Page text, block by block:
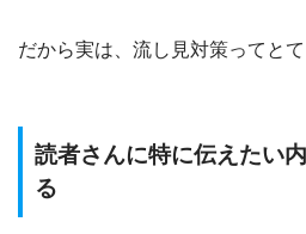
だから実は、流し見対策ってと
読者さんに特に伝えたい
る